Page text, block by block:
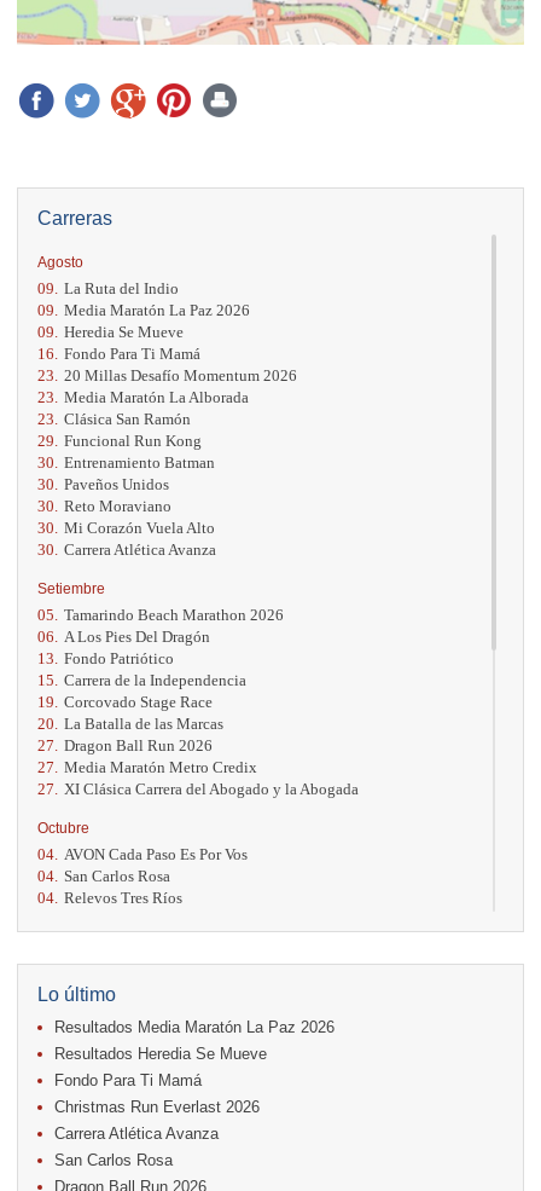
Carreras
Agosto
09. La Ruta del Indio
09. Media Maratón La Paz 2026
09. Heredia Se Mueve
16. Fondo Para Ti Mamá
23. 20 Millas Desafío Momentum 2026
23. Media Maratón La Alborada
23. Clásica San Ramón
29. Funcional Run Kong
30. Entrenamiento Batman
30. Paveños Unidos
30. Reto Moraviano
30. Mi Corazón Vuela Alto
30. Carrera Atlética Avanza
Setiembre
05. Tamarindo Beach Marathon 2026
06.
A Los Pies Del Dragón
13. Fondo Patriótico
15. Carrera de la Independencia
19. Corcovado Stage Race
20. La Batalla de las Marcas
27. Dragon Ball Run 2026
27. Media Maratón Metro Credix
27.
XI Clásica Carrera del Abogado y la Abogada
Octubre
04. AVON Cada Paso Es Por Vos
04. San Carlos Rosa
04. Relevos Tres Ríos
17. Caribe Paradise Run
18.
Casa Turire Trail Run
18. Warriors Run Circuit
18. Samsung Jacó Beach Half Marathon 2026
25. KRun by Under Armour
25.
Run Alajuela
Noviembre
08. Lindora Run
15. Entre Pan y Rosas
Lo último
Resultados Media Maratón La Paz 2026
Resultados Heredia Se Mueve
Fondo Para Ti Mamá
Christmas Run Everlast 2026
Carrera Atlética Avanza
San Carlos Rosa
Dragon Ball Run 2026